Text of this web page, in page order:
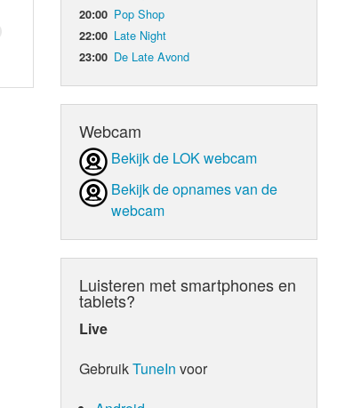
20:00 Pop Shop
22:00 Late Night
23:00 De Late Avond
Webcam
Bekijk de LOK webcam
Bekijk de opnames van de
webcam
Luisteren met smartphones en
tablets?
Live
GebruikTuneIn voor